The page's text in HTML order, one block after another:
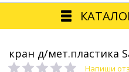
кран д/мет.пластика
Напиши